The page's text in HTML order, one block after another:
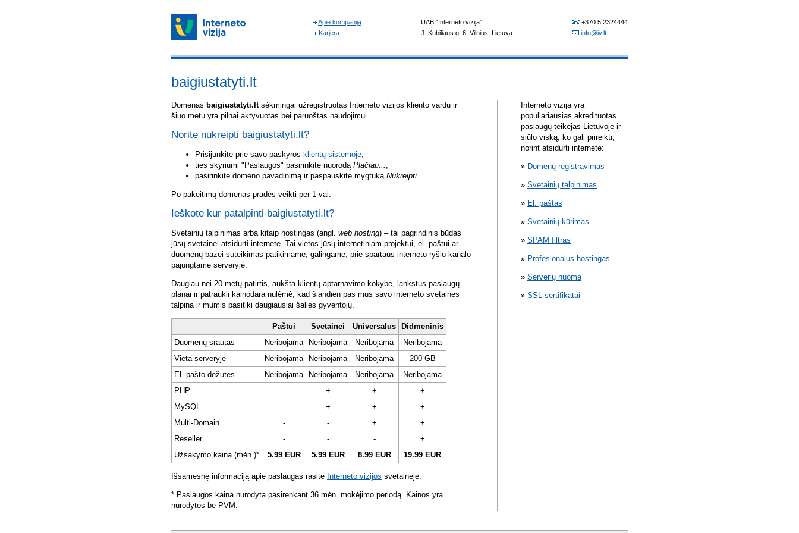
baigiustatyti.lt
Domenas baigiustatyti.ltsėkmingai užregistruotas Interneto vizijos kliento vardu ir
šiuo metu yra pilnai aktyvuotas bei paruoštas naudojimui.
Norite nukreipti baigiustatyti.lt?
Prisijunkite prie savo paskyros klientų sistemoje;
ties skyriumi "Paslaugos" pasirinkite nuorodą Plačiau... ;
pasirinkite domeno pavadinimą ir paspauskite mygtuką Nukreipti.
Po pakeitimų domenas pradės veikti per 1 val.
Ieškote kur patalpinti baigiustatyti.lt?
Svetainių talpinimas arba kitaip hostingas (angl. web hosting) – tai pagrindinis būdas
jūsų svetainei atsidurti internete. Tai vietos jūsų internetiniam projektui, el. paštui ar
duomenų bazei suteikimas patikimame, galingame, prie spartaus interneto ryšio kanalo
pajungtame serveryje.
Daugiau nei 20 metų patirtis, aukšta klientų aptarnavimo kokybė, lankstūs paslaugų
planai ir patraukli kainodara nulėmė, kad šiandien pas mus savo interneto svetaines
talpina ir mumis pasitiki daugiausiai šalies gyventojų.
Paštui Svetainei Universalus
Didmeninis
Duomenų srautas
Neribojama Neribojama Neribojama
Neribojama
Vieta serveryje
Neribojama Neribojama Neribojama
200 GB
El. pašto dėžutės
Neribojama Neribojama Neribojama
Neribojama
PHP
- + +
+
MySQL
- + +
+
Multi-Domain
- - +
+
Reseller
- - -
+
Užsakymo kaina (mėn.)*
5.99 EUR 5.99 EUR 8.99 EUR 19.99 EUR
Išsamesnę informaciją apie paslaugas rasite Interneto vizijos svetainėje.
* Paslaugos kaina nurodyta pasirenkant 36 mėn. mokėjimo periodą. Kainos yra
nurodytos be PVM.
Interneto vizija yra
populiariausias akredituotas
paslaugų teikėjas Lietuvoje ir
siūlo viską, ko gali prireikti,
norint atsidurti internete:
Domenų registravimas
Svetainių talpinimas
El. paštas
Svetainių kūrimas
SPAM filtras
Profesionalus hostingas
Serverių nuoma
SSL sertifikatai